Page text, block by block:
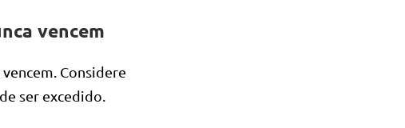
vencem
Considere
ser excedido.